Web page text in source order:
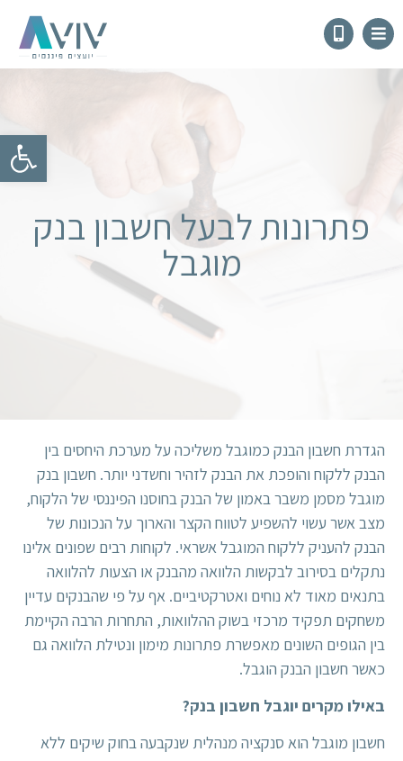
פתרונות לבעל חשבון בנק
מוגבל
הגדרת חשבון הבנק כמוגבל משליכה על מערכת היחסים בין
הבנק ללקוח והופכת את הבנק לזהיר וחשדני יותר. חשבון בנק
מוגבל מסמן משבר באמון של הבנק בחוסנו הפיננסי של הלקוח,
מצב אשר עשוי להשפיע לטווח הקצר והארוך על הנכונות של
הבנק להעניק ללקוח המוגבל אשראי. לקוחות רבים שפונים אלינו
נתקלים בסירוב לבקשות הלוואה מהבנק או הצעות להלוואה
בתנאים מאוד לא נוחים ואטרקטיביים. אף על פי שהבנקים עדיין
משחקים תפקיד מרכזי בשוק ההלוואות, התחרות הרבה הקיימת
בין הגופים השונים מאפשרת פתרונות מימון ונטילת הלוואה גם
כאשר חשבון הבנק הוגבל.
באילו מקרים יוגבל חשבון בנק?
חשבון מוגבל הוא סנקציה מנהלית שנקבעה בחוק שיקים ללא